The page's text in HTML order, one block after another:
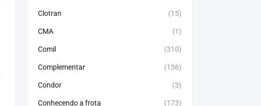
Clotran (15)
CMA (1)
Comil (310)
Complementar (136)
Condor (3)
Conhecendo a frota (173)